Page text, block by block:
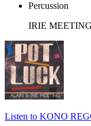
Percussion
IRIE MEETING
Listen to KONO